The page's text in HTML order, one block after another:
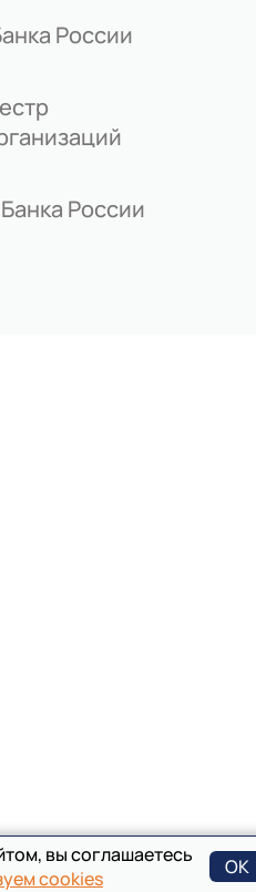
России
России
вы соглашаетесь
cookies ОК